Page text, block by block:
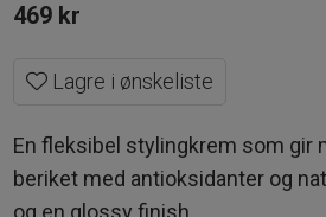
469 kr
Lagre i ønskeliste
En fleksibel stylingkrem som gir
beriket med antioksidanter og
og en glossy finish.